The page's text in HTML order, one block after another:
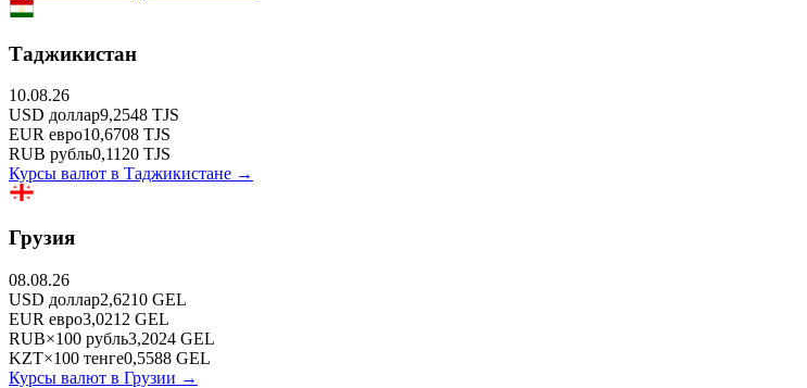
Таджикистан
10.08.26
USD доллар9,2548 TJS
EUR евро10,6708 TJS
RUB рубль0,1120 TJS
Курсы валют в Таджикистане →
Грузия
08.08.26
USD доллар2,6210 GEL
EUR евро3,0212 GEL
RUB×100 рубль3,2024 GEL
KZT×100 тенге0,5588 GEL
Курсы валют в Грузии →